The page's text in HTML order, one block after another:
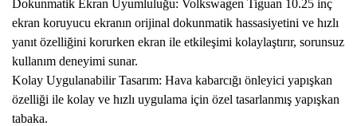
Dokunmatik Ekran Uyumluluğu: Volkswagen Tiguan 10.25 inç
ekran koruyucu ekranın orijinal dokunmatik hassasiyetini ve hızlı
yanıt özelliğini korurken ekran ile etkileşimi kolaylaştırır, sorunsuz
kullanım deneyimi sunar.
Kolay Uygulanabilir Tasarım: Hava kabarcığı önleyici yapışkan
özelliği ile kolay ve hızlı uygulama için özel tasarlanmış yapışkan
tabaka.